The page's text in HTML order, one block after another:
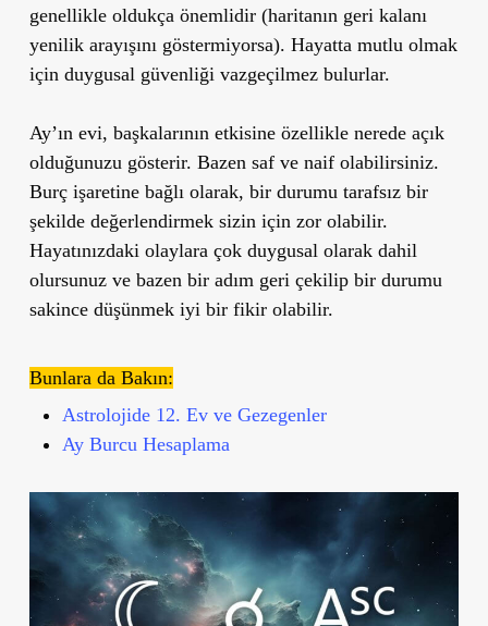
genellikle oldukça önemlidir (haritanın geri kalanı
yenilik arayışını göstermiyorsa). Hayatta mutlu olmak
için duygusal güvenliği vazgeçilmez bulurlar.
Ay’ın evi, başkalarının etkisine özellikle nerede açık
olduğunuzu gösterir. Bazen saf ve naif olabilirsiniz.
Burç işaretine bağlı olarak, bir durumu tarafsız bir
şekilde değerlendirmek sizin için zor olabilir.
Hayatınızdaki olaylara çok duygusal olarak dahil
olursunuz ve bazen bir adım geri çekilip bir durumu
sakince düşünmek iyi bir fikir olabilir.
Bunlara da Bakın:
Astrolojide 12. Ev ve Gezegenler
Ay Burcu Hesaplama